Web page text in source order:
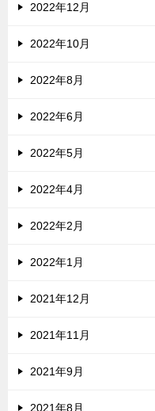
2022年12月
2022年10月
2022年8月
2022年6月
2022年5月
2022年4月
2022年2月
2022年1月
2021年12月
2021年11月
2021年9月
2021年8月